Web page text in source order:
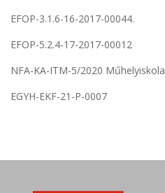
EFOP-3.1.6-16-2017-00044.
EFOP-5.2.4-17-2017-00012
NFA-KA-ITM-5/2020 Műhelyiskola
EGYH-EKF-21-P-0007